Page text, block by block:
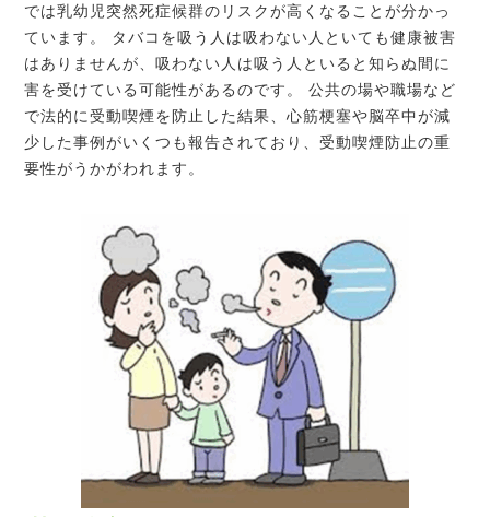
では乳幼児突然死症候群のリスクが高くなることが分かっ
ています。 タバコを吸う人は吸わない人といても健康被害
はありませんが、吸わない人は吸う人といると知らぬ間に
害を受けている可能性があるのです。 公共の場や職場など
で法的に受動喫煙を防止した結果、心筋梗塞や脳卒中が減
少した事例がいくつも報告されており、受動喫煙防止の重
要性がうかがわれます。